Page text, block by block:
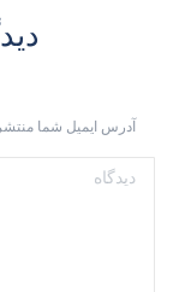
آدرس ایمیل شما منتشر
دیدگاه